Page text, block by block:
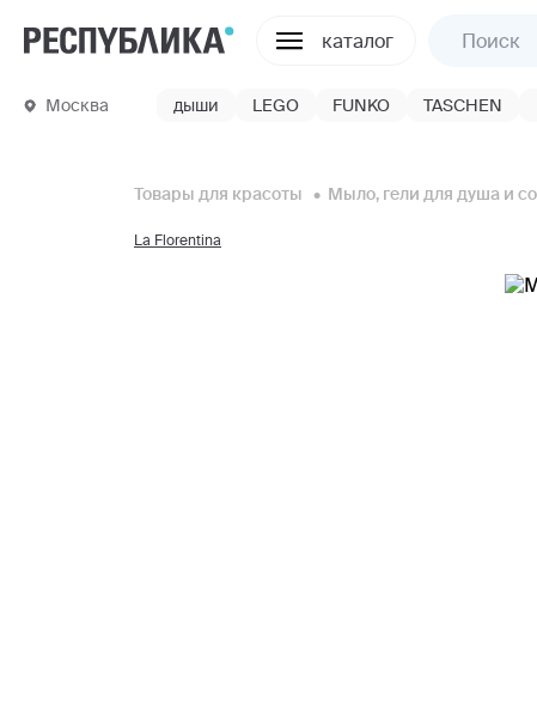
каталог
Москва дыши LEGO FUNKO TASCHEN
Товары для красоты Мыло, гели для душа и
La Florentina